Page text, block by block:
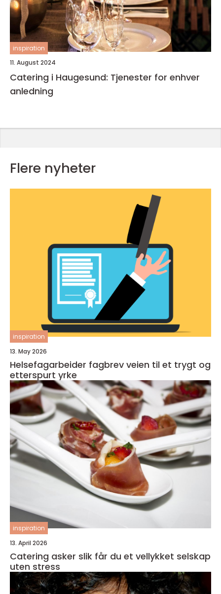
inspiration
11. August 2024
Catering i Haugesund: Tjenester for enhver
anledning
Flere nyheter
inspiration
13. May 2026
Helsefagarbeider fagbrev veien til et trygt og
etterspurt yrke
inspiration
13. April 2026
Catering asker slik får du et vellykket selskap
uten stress